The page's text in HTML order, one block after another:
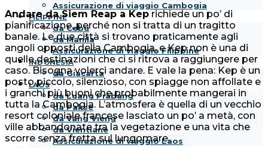
Assicurazione di viaggio Cambogia
FILIPPINE
da Cebu
da Manila
Assicurazione di viaggio Filippine
INDONESIA
da Giacarta
LAOS
da Luang Prabang
da Pakse
da Vang Vieng
da Vientiane
Assicurazione di viaggio Laos
Andare da Siem Reap a Kep richiede un po’ di
pianificazione, perché non si tratta di un tragitto
banale. Le due città si trovano praticamente agli
angoli opposti della Cambogia, e Kep non è una di
quelle destinazioni che ci si ritrova a raggiungere per
caso. Bisogna volerci andare. E vale la pena: Kep è un
posto piccolo, silenzioso, con spiagge non affollate e
i granchi più buoni che probabilmente mangerai in
tutta la Cambogia. L’atmosfera è quella di un vecchio
resort coloniale francese lasciato un po’ a metà, con
ville abbandonate tra la vegetazione e una vita che
scorre senza fretta sul lungomare.